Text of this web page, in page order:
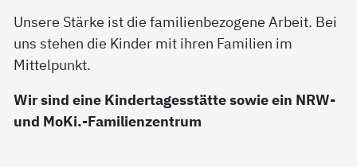
Unsere Stärke ist die familienbezogene Arbeit. Bei
uns stehen die Kinder mit ihren Familien im
Mittelpunkt.
Wir sind eine Kindertagesstätte sowie ein NRW-
und MoKi.-Familienzentrum